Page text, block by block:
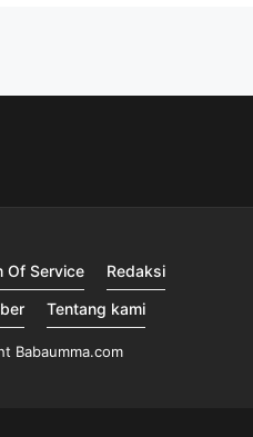
Of Service
Redaksi
Tentang kami
Babaumma.com